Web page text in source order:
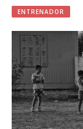
ENTRENADOR